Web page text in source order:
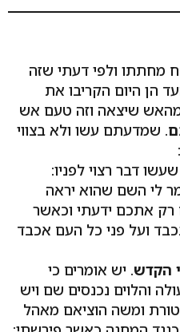
מחתתו ולפי דעתי שזה
הן היום הקריבו את
שיצאה וזה טעם אש
. שמדעתם עשו ולא בצווי
דבר רצוי לפניו:
לי השם שהוא יראה
רק אתכם ידעתי וכאשר
ועל פני כל העם אכבד
הקדש. יש אומרים כי
והלוים נכנסים שם ויש
ומשה הוציאם מאהל